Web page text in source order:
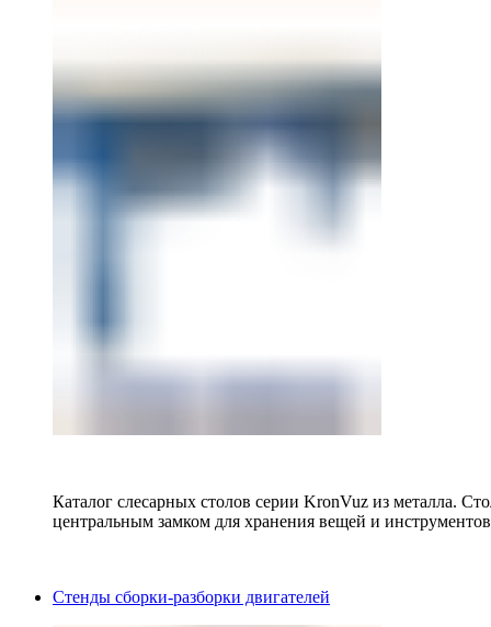
Каталог слесарных столов серии KronVuz из металла.
центральным замком для хранения вещей и
Стенды сборки-разборки двигателей